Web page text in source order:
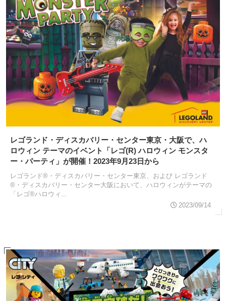
レゴランド・ディスカバリー・センター東京・大阪で、ハ
ロウィン テーマのイベント「レゴ(R) ハロウィン モンスタ
ー・パーティ」が開催！2023年9月23日から
レゴランド®・ディスカバリー・センター東京、および レゴランド
®・ディスカバリー・センター大阪において、ハロウィンがテーマの
「レゴ®ハロウィ...
2023/09/14